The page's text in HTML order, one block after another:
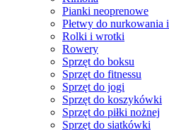
Pianki neoprenowe
Płetwy do nurkowania
Rolki i wrotki
Rowery
Sprzęt do boksu
Sprzęt do fitnessu
Sprzęt do jogi
Sprzęt do koszykówki
Sprzęt do piłki nożnej
Sprzęt do siatkówki